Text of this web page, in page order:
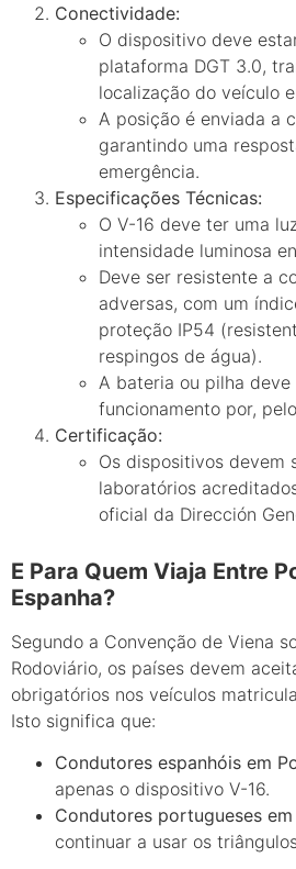
Conectividade:
O dispositivo deve
plataforma DGT 3.0,
localização do veículo
A posição é enviada a
garantindo uma
emergência.
Especificações Técnicas:
O V-16 deve ter uma
intensidade luminosa
Deve ser resistente a
adversas, com um
proteção IP54
respingos de água).
A bateria ou pilha
funcionamento por,
Certificação:
Os dispositivos devem
laboratórios
oficial da Dirección
E Para Quem Viaja Entre
Espanha?
Segundo a Convenção de Viena
Rodoviário, os países devem
obrigatórios nos veículos
Isto significa que:
Condutores espanhóis em
apenas o dispositivo V-16.
Condutores portugueses em
continuar a usar os